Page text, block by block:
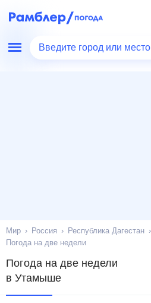
Введите город или место
Мир Россия Республика Дагестан
Погода на две недели
Погода на две недели
в Утамыше